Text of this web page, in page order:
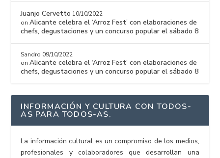
Juanjo Cervetto 10/10/2022
onAlicante celebra el ‘Arroz Fest’ con elaboraciones de
chefs, degustaciones y un concurso popular el sábado 8
Sandro 09/10/2022
onAlicante celebra el ‘Arroz Fest’ con elaboraciones de
chefs, degustaciones y un concurso popular el sábado 8
INFORMACIÓN Y CULTURA CON TODOS-
AS PARA TODOS-AS.
La información cultural es un compromiso de los medios,
profesionales y colaboradores que desarrollan una